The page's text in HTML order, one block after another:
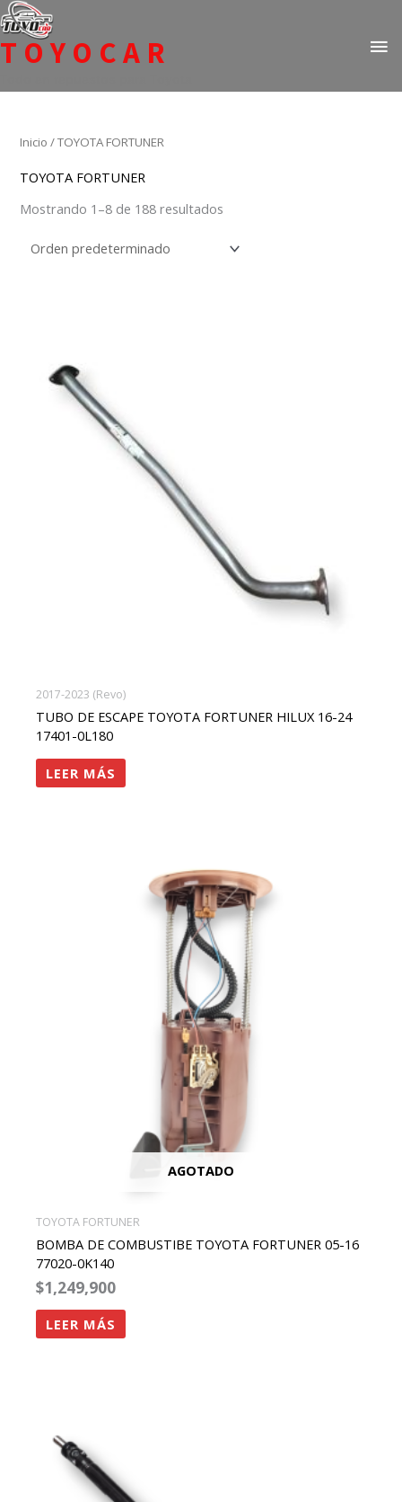
Ir
al
contenido
TOYOCAR
Inicio / TOYOTA FORTUNER
TOYOTA FORTUNER
Mostrando 1–8 de 188 resultados
2017-2023 (Revo)
TUBO DE ESCAPE TOYOTA FORTUNER HILUX 16-24
17401-0L180
LEER MÁS
AGOTADO
TOYOTA FORTUNER
BOMBA DE COMBUSTIBE TOYOTA FORTUNER 05-16
77020-0K140
$1,249,900
LEER MÁS